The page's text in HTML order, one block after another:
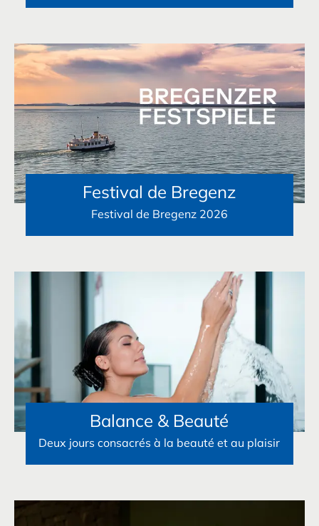
Festival de Bregenz
Festival de Bregenz 2026
Balance & Beauté
Deux jours consacrés à la beauté et au plaisir